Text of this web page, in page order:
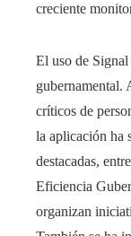
creciente
El uso de Signal
gubernamental.
críticos de
la aplicación ha
destacadas,
Eficiencia
organizan